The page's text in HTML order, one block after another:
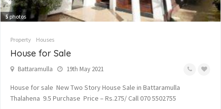
5photos
Property Houses
House for Sale
Battaramulla 19th May 2021
House for sale New Two Story House Sale in Battaramulla
Thalahena 9.5 Purchase Price – Rs.275/ Call 070 5502755